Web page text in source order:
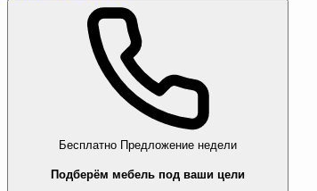
Бесплатно Предложение недели
Подберём мебель под ваши цели